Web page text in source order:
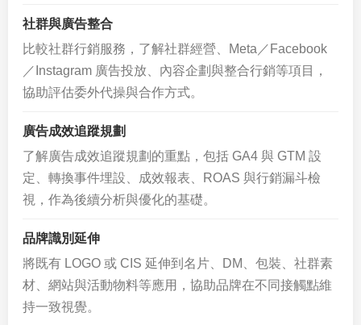
社群與廣告整合
比較社群行銷服務，了解社群經營、Meta／Facebook
／Instagram 廣告投放、內容企劃與整合行銷等項目，
協助評估委外代操與合作方式。
廣告成效追蹤規劃
了解廣告成效追蹤規劃的重點，包括 GA4 與 GTM 設
定、轉換事件埋設、成效報表、ROAS 與行銷漏斗檢
視，作為後續分析與優化的基礎。
品牌識別延伸
將既有 LOGO 或 CIS 延伸到名片、DM、包裝、社群素
材、網站與活動物料等應用，協助品牌在不同接觸點維
持一致視覺。